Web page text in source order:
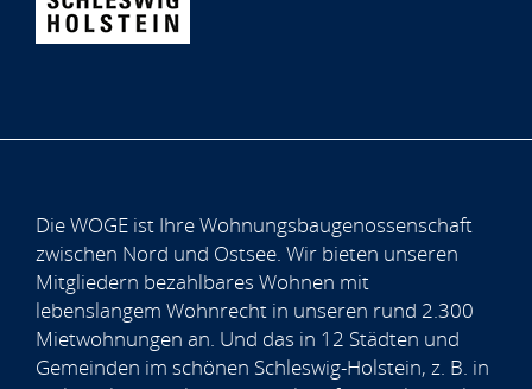
Die WOGE ist Ihre Wohnungsbaugenossenschaft
zwischen Nord und Ostsee. Wir bieten unseren
Mitgliedern bezahlbares Wohnen mit
lebenslangem Wohnrecht in unseren rund 2.300
Mietwohnungen an. Und das in 12 Städten und
Gemeinden im schönen Schleswig-Holstein, z. B. in